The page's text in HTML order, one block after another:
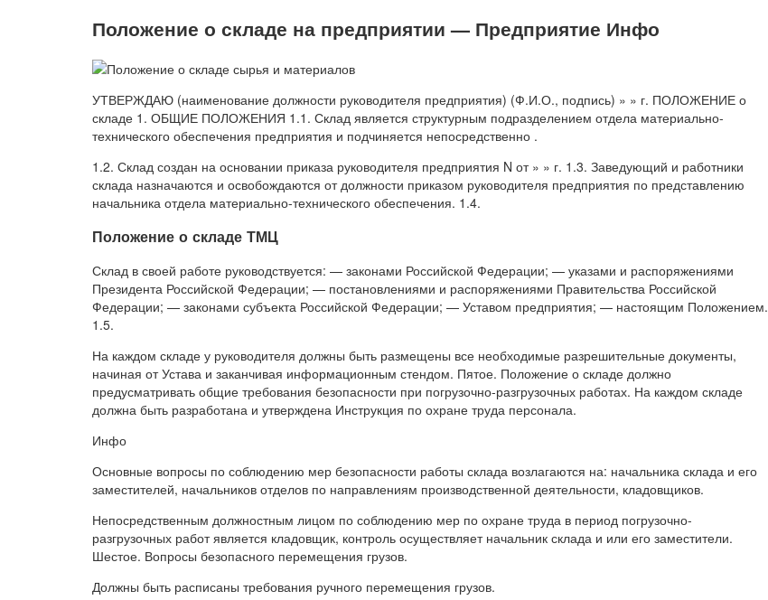
Положение о складе на предприятии — Предприятие Инфо
УТВЕРЖДАЮ (наименование должности руководителя предприятия) (Ф.И.О., подпись) » » г. ПОЛОЖЕНИЕ о
складе 1. ОБЩИЕ ПОЛОЖЕНИЯ 1.1. Склад является структурным подразделением отдела материально-
технического обеспечения предприятия и подчиняется непосредственно .
1.2. Склад создан на основании приказа руководителя предприятия N от » » г. 1.3. Заведующий и работники
склада назначаются и освобождаются от должности приказом руководителя предприятия по представлению
начальника отдела материально-технического обеспечения. 1.4.
Положение о складе ТМЦ
Склад в своей работе руководствуется: — законами Российской Федерации; — указами и распоряжениями
Президента Российской Федерации; — постановлениями и распоряжениями Правительства Российской
Федерации; — законами субъекта Российской Федерации; — Уставом предприятия; — настоящим Положением.
1.5.
На каждом складе у руководителя должны быть размещены все необходимые разрешительные документы,
начиная от Устава и заканчивая информационным стендом. Пятое. Положение о складе должно
предусматривать общие требования безопасности при погрузочно-разгрузочных работах. На каждом складе
должна быть разработана и утверждена Инструкция по охране труда персонала.
Инфо
Основные вопросы по соблюдению мер безопасности работы склада возлагаются на: начальника склада и его
заместителей, начальников отделов по направлениям производственной деятельности, кладовщиков.
Непосредственным должностным лицом по соблюдению мер по охране труда в период погрузочно-
разгрузочных работ является кладовщик, контроль осуществляет начальник склада и или его заместители.
Шестое. Вопросы безопасного перемещения грузов.
Должны быть расписаны требования ручного перемещения грузов.